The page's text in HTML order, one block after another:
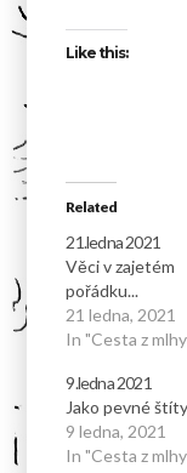
Like this:
Related
21.ledna 2021
Věci v zajetém
pořádku...
21 ledna, 2021
In "Cesta z
9.ledna 2021
Jako pevné
9 ledna, 2021
In "Cesta z